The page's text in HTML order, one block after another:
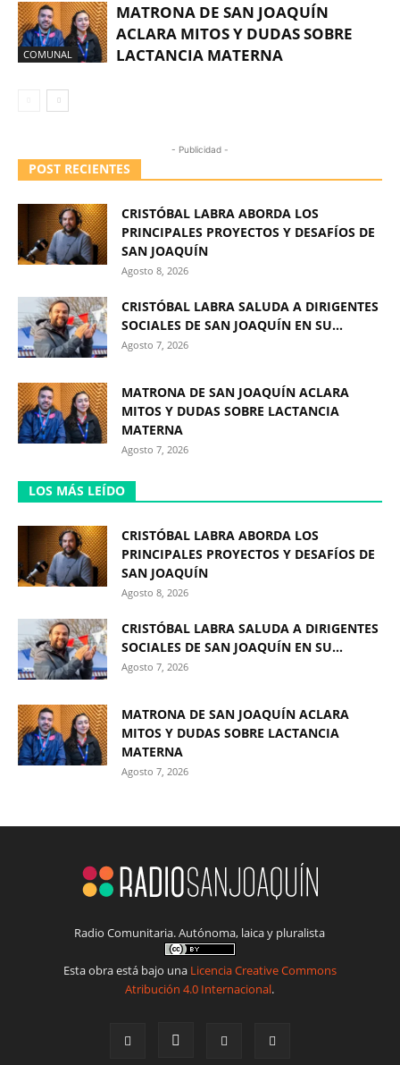
COMUNAL
MATRONA DE SAN JOAQUÍN
ACLARA MITOS Y DUDAS SOBRE
LACTANCIA MATERNA
- Publicidad -
POST RECIENTES
CRISTÓBAL LABRA ABORDA LOS
PRINCIPALES PROYECTOS Y DESAFÍOS DE
SAN JOAQUÍN
Agosto 8, 2026
CRISTÓBAL LABRA SALUDA A DIRIGENTES
SOCIALES DE SAN JOAQUÍN EN SU...
Agosto 7, 2026
MATRONA DE SAN JOAQUÍN ACLARA
MITOS Y DUDAS SOBRE LACTANCIA
MATERNA
Agosto 7, 2026
LOS MÁS LEÍDO
CRISTÓBAL LABRA ABORDA LOS
PRINCIPALES PROYECTOS Y DESAFÍOS DE
SAN JOAQUÍN
Agosto 8, 2026
CRISTÓBAL LABRA SALUDA A DIRIGENTES
SOCIALES DE SAN JOAQUÍN EN SU...
Agosto 7, 2026
MATRONA DE SAN JOAQUÍN ACLARA
MITOS Y DUDAS SOBRE LACTANCIA
MATERNA
Agosto 7, 2026
Radio Comunitaria. Autónoma, laica y pluralista
Esta obra está bajo una Licencia Creative Commons
Atribución 4.0 Internacional.